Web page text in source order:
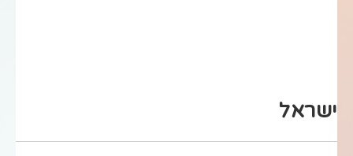
ישראל